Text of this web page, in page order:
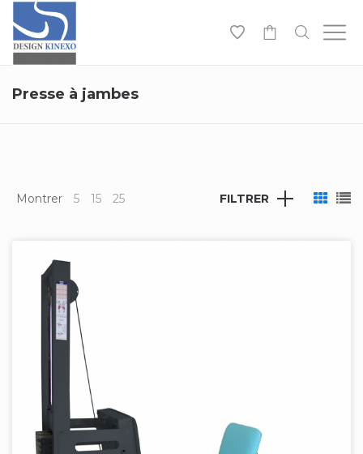
Presse à jambes
Montrer 5 15 25 FILTRER